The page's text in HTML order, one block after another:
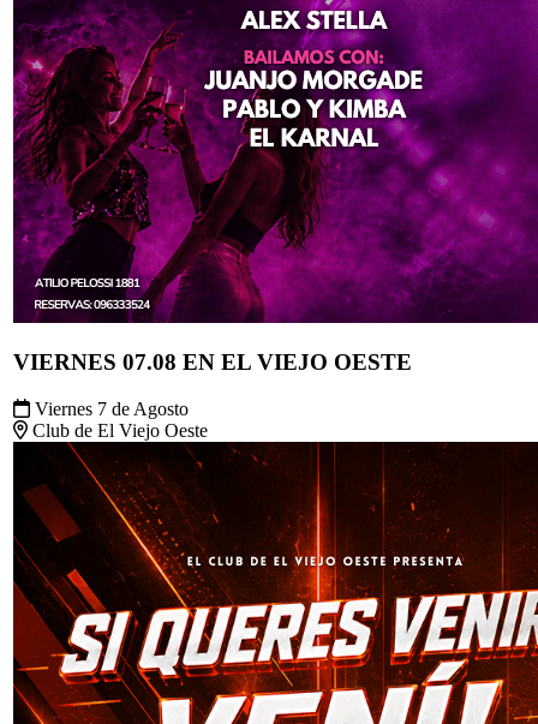
VIERNES 07.08 EN EL VIEJO OESTE
Viernes 7 de Agosto
Club de El Viejo Oeste